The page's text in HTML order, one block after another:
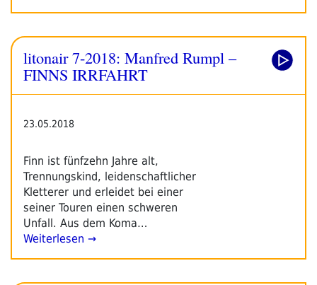
litonair 7-2018: Manfred Rumpl –
FINNS IRRFAHRT
23.05.2018
Finn ist fünfzehn Jahre alt,
Trennungskind, leidenschaftlicher
Kletterer und erleidet bei einer
seiner Touren einen schweren
Unfall. Aus dem Koma…
Weiterlesen →